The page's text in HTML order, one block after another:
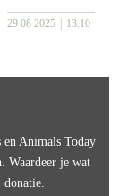
29 08 2025 13:10
Animals Today
Waardeer je wat